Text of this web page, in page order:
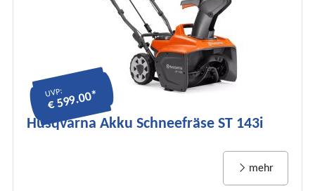
UVP:
€ 599.00*
Husqvarna Akku Schneefräse ST 143i
mehr